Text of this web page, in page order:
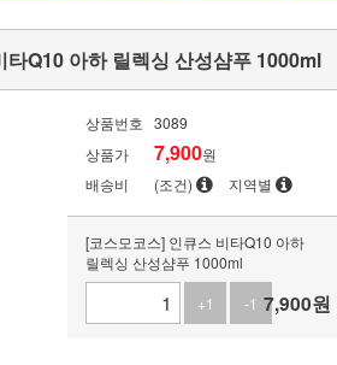
Q10 아하 릴렉싱 산성샴푸 1000ml
상품번호 3089
상품가
7,900원
배송비
(조건) 지역별
[코스모코스] 인큐스 비타Q10 아하
릴렉싱 산성샴푸 1000ml
+1
-1 7,900원